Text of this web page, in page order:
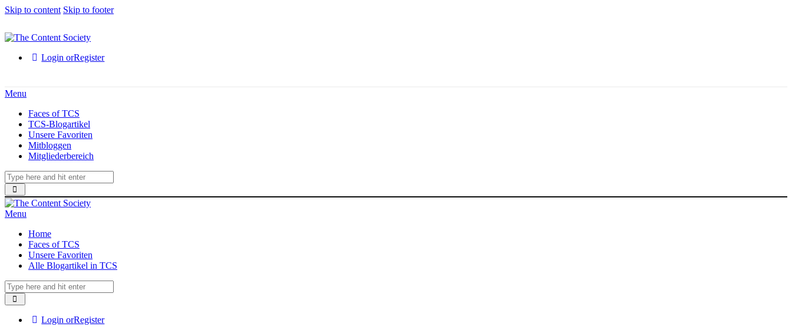
Skip to content Skip to footer
Login orRegister
Menu
Faces of TCS
TCS-Blogartikel
Unsere Favoriten
Mitbloggen
Mitgliederbereich
Menu
Home
Faces of TCS
Unsere Favoriten
Alle Blogartikel in TCS
Login orRegister